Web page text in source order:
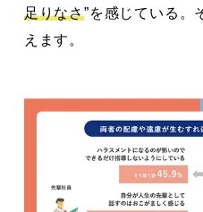
足りなさ”を感じている。
えます。